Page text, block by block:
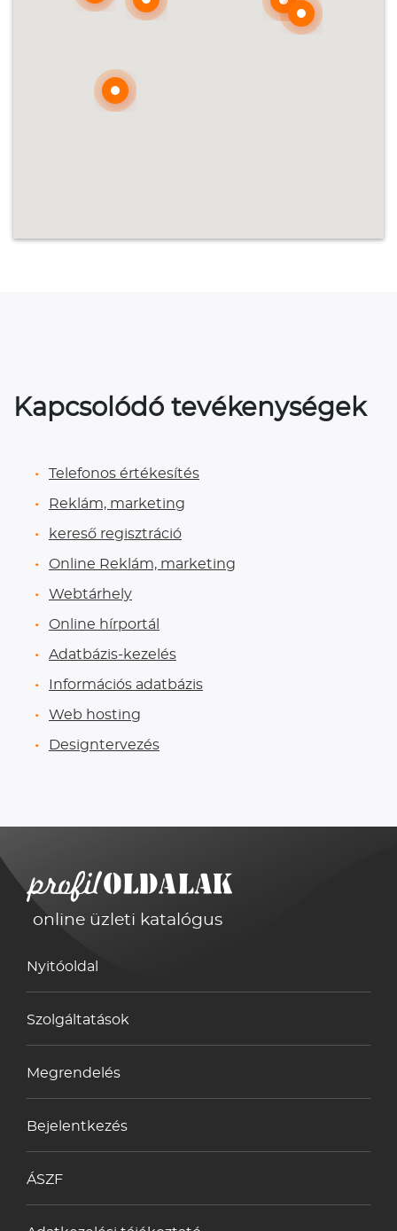
Kapcsolódó tevékenységek
Telefonos értékesítés
Reklám, marketing
kereső regisztráció
Online Reklám, marketing
Webtárhely
Online hírportál
Adatbázis-kezelés
Információs adatbázis
Web hosting
Designtervezés
online üzleti katalógus
Nyitóoldal
Szolgáltatások
Megrendelés
Bejelentkezés
ÁSZF